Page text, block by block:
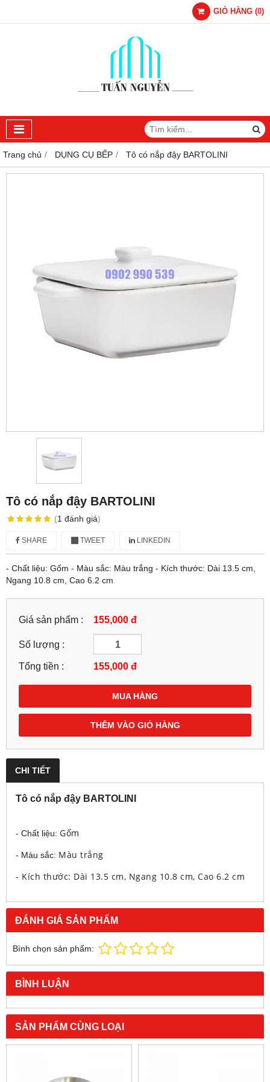
GIỎ HÀNG (0)
Trang chủ DỤNG CỤ BẾP Tô có nắp đậy BARTOLINI
Tô có nắp đậy BARTOLINI
(1 đánh giá)
SHARE TWEET LINKEDIN
- Chất liệu: Gốm - Màu sắc: Màu trắng - Kích thước: Dài 13.5 cm,
Ngang 10.8 cm, Cao 6.2 cm
Giá sản phẩm : 155,000 đ
Số lượng :
Tổng tiền : 155,000 đ
MUA HÀNG
THÊM VÀO GIỎ HÀNG
CHI TIẾT
Tô có nắp đậy BARTOLINI
- Chất liệu: Gốm
- Màu sắc: Màu trắng
- Kích thước: Dài 13.5 cm, Ngang 10.8 cm, Cao 6.2 cm
ĐÁNH GIÁ SẢN PHẨM
Bình chọn sản phẩm:
BÌNH LUẬN
SẢN PHẨM CÙNG LOẠI